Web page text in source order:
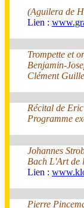
(Aguilera de
Lien :
Trompette et
Benjamin-
Clément
Récital de
Programme
Johannes
Bach L'Art de
Lien :
Pierre